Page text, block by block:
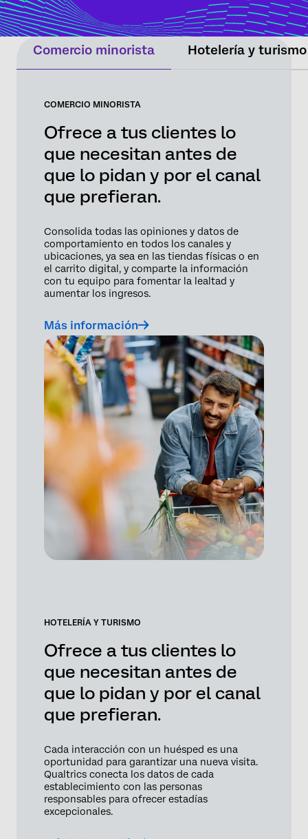
equipos o intervienen según los límites
definidos para proteger la relación y generar
resultados tangibles.
Comercio minorista Hotelería y turismo
COMERCIO MINORISTA
Ofrece a tus clientes lo
que necesitan antes de
que lo pidan y por el canal
que prefieran.
Consolida todas las opiniones y datos de
comportamiento en todos los canales y
ubicaciones, ya sea en las tiendas físicas o en
el carrito digital, y comparte la información
con tu equipo para fomentar la lealtad y
aumentar los ingresos.
Más información
HOTELERÍA Y TURISMO
Ofrece a tus clientes lo
que necesitan antes de
que lo pidan y por el canal
que prefieran.
Cada interacción con un huésped es una
oportunidad para garantizar una nueva visita.
Qualtrics conecta los datos de cada
establecimiento con las personas
responsables para ofrecer estadías
excepcionales.